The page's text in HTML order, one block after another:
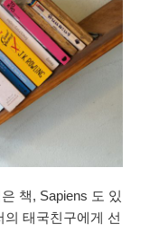
책, Sapiens 도 있
태국친구에게 선